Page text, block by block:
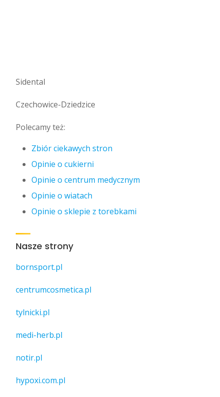
Sidental
Czechowice-Dziedzice
Polecamy też:
Zbiór ciekawych stron
Opinie o cukierni
Opinie o centrum medycznym
Opinie o wiatach
Opinie o sklepie z torebkami
Nasze strony
bornsport.pl
centrumcosmetica.pl
tylnicki.pl
medi-herb.pl
notir.pl
hypoxi.com.pl